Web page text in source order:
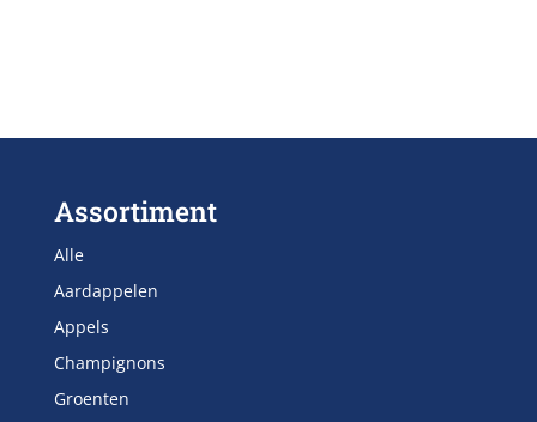
Assortiment
Alle
Aardappelen
Appels
Champignons
Groenten